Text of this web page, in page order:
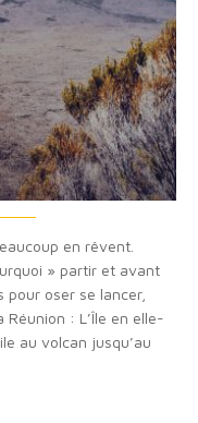
en rêvent.
» partir et avant
oser se lancer,
: L’Île en elle-
au volcan jusqu’au